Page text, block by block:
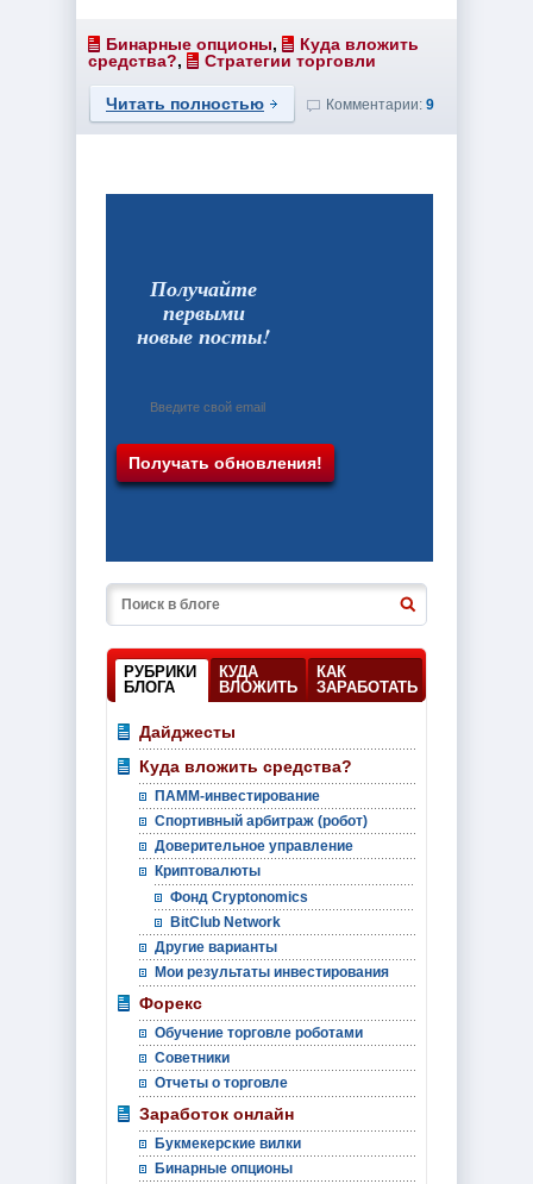
Бинарные опционы,
Куда вложить
средства?, Стратегии торговли
Читать полностью Комментарии: 9
Получайте
первыми
новые посты!
РУБРИКИ
БЛОГА
КУДА
ВЛОЖИТЬ
КАК
ЗАРАБОТАТЬ
Дайджесты
Куда вложить средства?
ПАММ-инвестирование
Спортивный арбитраж (робот)
Доверительное управление
Криптовалюты
Фонд Cryptonomics
BitClub Network
Другие варианты
Мои результаты инвестирования
Форекс
Обучение торговле роботами
Советники
Отчеты о торговле
Заработок онлайн
Букмекерские вилки
Бинарные опционы